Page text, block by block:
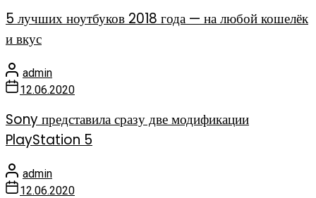
5 лучших ноутбуков 2018 года — на любой кошелёк
и вкус
admin
12.06.2020
Sony представила сразу две модификации
PlayStation 5
admin
12.06.2020